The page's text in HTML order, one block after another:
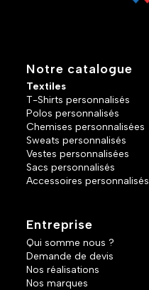
Notre catalogue
Textiles
T-Shirts personnalisés
Polos personnalisés
Chemises personnalisées
Sweats personnalisés
Vestes personnalisées
Sacs personnalisés
Accessoires personnalisés
Entreprise
Qui somme nous ?
Demande de devis
Nos réalisations
Nos marques